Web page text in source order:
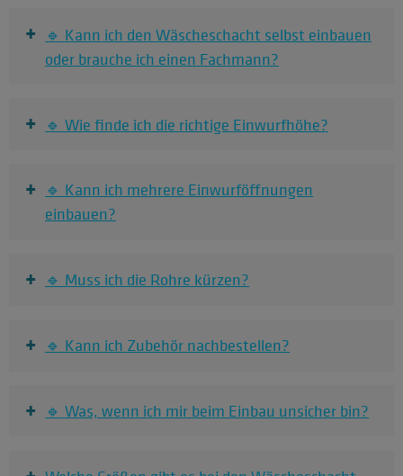
+
🔹 Kann ich den Wäscheschacht selbst einbauen
oder brauche ich einen Fachmann?
+ 🔹 Wie finde ich die richtige Einwurfhöhe?
+
🔹 Kann ich mehrere Einwurföffnungen
einbauen?
+ 🔹 Muss ich die Rohre kürzen?
+ 🔹 Kann ich Zubehör nachbestellen?
+ 🔹 Was, wenn ich mir beim Einbau unsicher bin?